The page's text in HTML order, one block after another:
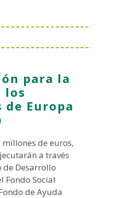
para la
los
Europa
de euros,
a través
de Desarrollo
Fondo Social
de Ayuda